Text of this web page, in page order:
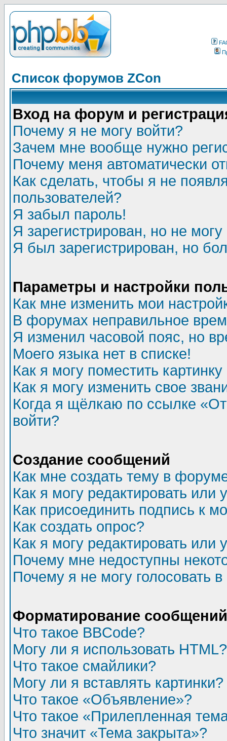
Список форумов ZCon
Вход на форум и
Почему я не могу войти?
Зачем мне вообще нужно
Почему меня автоматически
Как сделать, чтобы я не
пользователей?
Я забыл пароль!
Я зарегистрирован, но не могу
Я был зарегистрирован, но
Параметры и настройки
Как мне изменить мои
В форумах неправильное
Я изменил часовой пояс, но
Моего языка нет в списке!
Как я могу поместить
Как я могу изменить свое
Когда я щёлкаю по ссылке
войти?
Создание сообщений
Как мне создать тему в
Как я могу редактировать или
Как присоединить подпись к
Как создать опрос?
Как я могу редактировать или
Почему мне недоступны
Почему я не могу голосовать
Форматирование
Что такое BBCode?
Могу ли я использовать HTML?
Что такое смайлики?
Могу ли я вставлять картинки?
Что такое «Объявление»?
Что такое «Прилепленная
Что значит «Тема закрыта»?